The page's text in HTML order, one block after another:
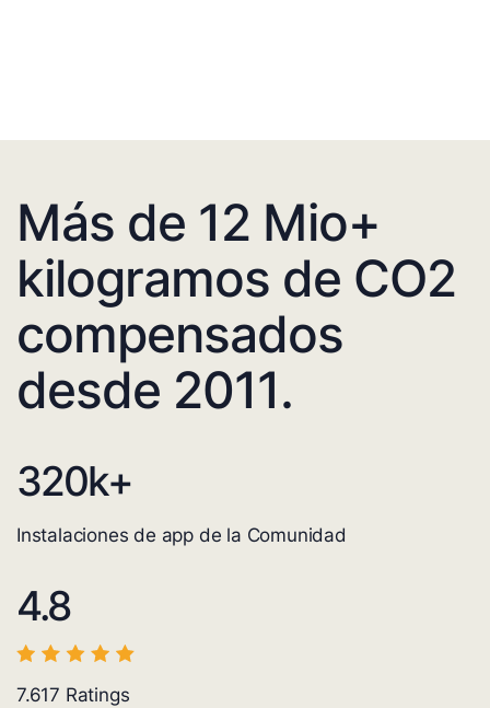
Más de 12 Mio+
kilogramos de CO2
compensados
desde 2011.
320k+
Instalaciones de app de la Comunidad
4.8
7.617 Ratings